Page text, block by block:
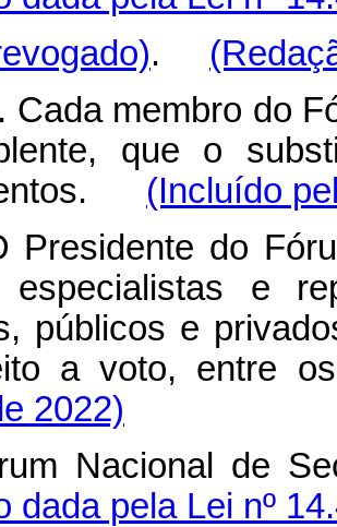
.
Cada membro do
que o
(Incluído
Presidente do
especialistas e
públicos e
a voto, entre
2022)
Nacional de
dada pela Lei nº